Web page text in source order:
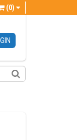
(0)